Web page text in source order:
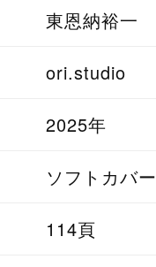
東恩納裕一
ori.studio
2025年
ソフトカバー
114頁